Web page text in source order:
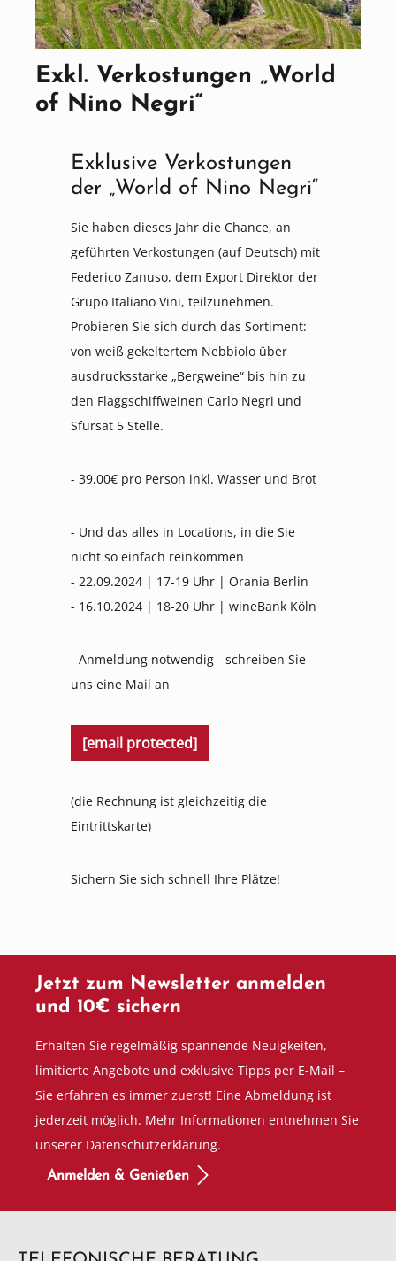
Exkl. Verkostungen „World
of Nino Negri“
Exklusive Verkostungen
der „World of Nino Negri“
Sie haben dieses Jahr die Chance, an
geführten Verkostungen (auf Deutsch) mit
Federico Zanuso, dem Export Direktor der
Grupo Italiano Vini, teilzunehmen.
Probieren Sie sich durch das Sortiment:
von weiß gekeltertem Nebbiolo über
ausdrucksstarke „Bergweine“ bis hin zu
den Flaggschiffweinen Carlo Negri und
Sfursat 5 Stelle.
- 39,00€ pro Person inkl. Wasser und Brot
- Und das alles in Locations, in die Sie
nicht so einfach reinkommen
- 22.09.2024 | 17-19 Uhr | Orania Berlin
- 16.10.2024 | 18-20 Uhr | wineBank Köln
- Anmeldung notwendig - schreiben Sie
uns eine Mail an
[email protected]
(die Rechnung ist gleichzeitig die
Eintrittskarte)
Sichern Sie sich schnell Ihre Plätze!
Jetzt zum Newsletter anmelden
und 10€ sichern
Erhalten Sie regelmäßig spannende Neuigkeiten,
limitierte Angebote und exklusive Tipps per E-Mail –
Sie erfahren es immer zuerst! Eine Abmeldung ist
jederzeit möglich. Mehr Informationen entnehmen Sie
unserer Datenschutzerklärung.
Anmelden & Genießen